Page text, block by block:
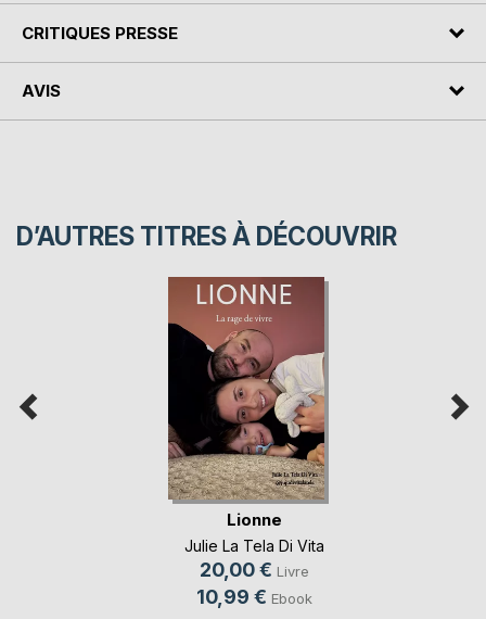
CRITIQUES PRESSE
AVIS
D’AUTRES TITRES À DÉCOUVRIR
Lionne
Julie La Tela Di Vita
20,00 € Livre
10,99 € Ebook